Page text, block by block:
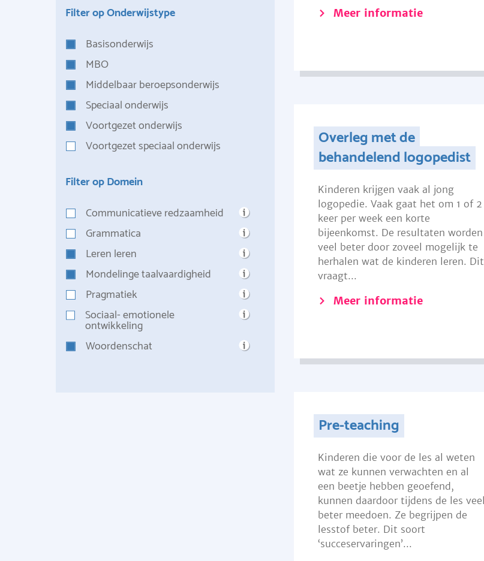
Filter op Onderwijstype
Basisonderwijs
MBO
Middelbaar beroepsonderwijs
Speciaal onderwijs
Voortgezet onderwijs
Voortgezet speciaal onderwijs
Filter op Domein
Communicatieve redzaamheid
Grammatica
Leren leren
Mondelinge taalvaardigheid
Pragmatiek
Sociaal- emotionele
ontwikkeling
Woordenschat
Meer informatie
Overleg met de
behandelend logopedist
Kinderen krijgen vaak al jong
logopedie. Vaak gaat het om 1 of 2
keer per week een korte
bijeenkomst. De resultaten worden
veel beter door zoveel mogelijk te
herhalen wat de kinderen leren. Dit
vraagt...
Meer informatie
Pre-teaching
Kinderen die voor de les al weten
wat ze kunnen verwachten en al
een beetje hebben geoefend,
kunnen daardoor tijdens de les veel
beter meedoen. Ze begrijpen de
lesstof beter. Dit soort
‘succeservaringen’...